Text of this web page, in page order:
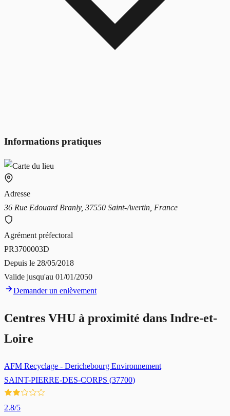
Informations pratiques
Adresse
36 Rue Edouard Branly, 37550 Saint-Avertin, France
Agrément préfectoral
PR3700003D
Depuis le 28/05/2018
Valide jusqu'au 01/01/2050
Demander un enlèvement
Centres VHU à proximité dans Indre-et-
Loire
AFM Recyclage - Derichebourg Environnement
SAINT-PIERRE-DES-CORPS (37700)
2.8/5